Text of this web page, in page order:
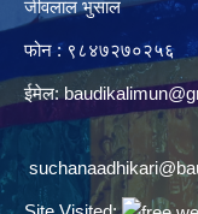
जीवलाल भुसाल
फोन : ९८४७२७०२५६
ईमेल: